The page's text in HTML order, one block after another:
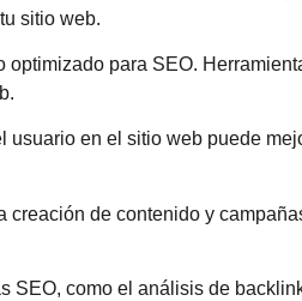
sitio web.
para SEO.
en el sitio web puede
de contenido y
SEO, como el análisis de